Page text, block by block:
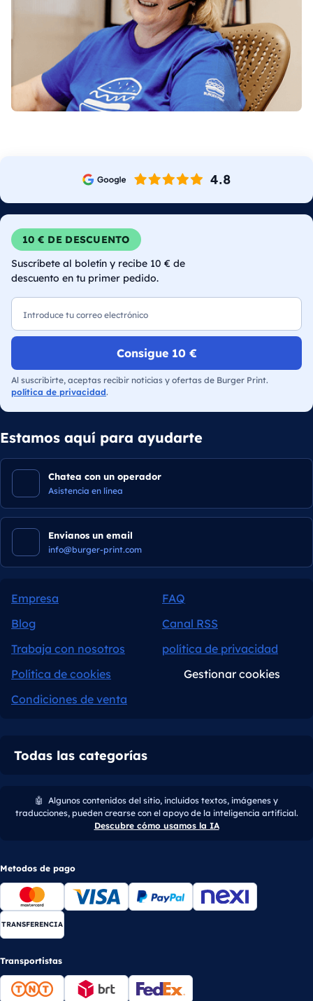
10 € DE DESCUENTO
Suscríbete al boletín y recibe 10 € de
descuento en tu primer pedido.
Consigue 10 €
Al suscribirte, aceptas recibir noticias y ofertas de Burger Print.
política de privacidad.
Estamos aquí para ayudarte
Chatea con un operador
Asistencia en línea
Envianos un email
info@burger-print.com
Empresa
FAQ
Blog
Canal RSS
Trabaja con nosotros
política de privacidad
Política de cookies
Gestionar cookies
Condiciones de venta
Todas las categorías
🤖 Algunos contenidos del sitio, incluidos textos, imágenes y
traducciones, pueden crearse con el apoyo de la inteligencia artificial.
Descubre cómo usamos la IA
Metodos de pago
TRANSFERENCIA
Transportistas